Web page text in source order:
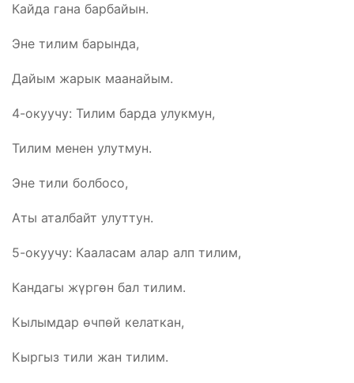
Кайда гана барбайын.
Эне тилим барында,
Дайым жарык маанайым.
4-окуучу: Тилим барда улукмун,
Тилим менен улутмун.
Эне тили болбосо,
Аты аталбайт улуттун.
5-окуучу: Кааласам алар алп тилим,
Кандагы жүргөн бал тилим.
Кылымдар өчпөй келаткан,
Кыргыз тили жан тилим.